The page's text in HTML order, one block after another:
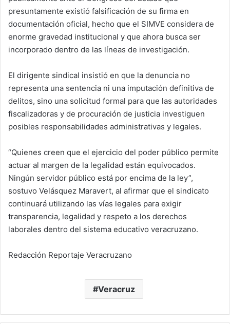
presuntamente existió falsificación de su firma en
documentación oficial, hecho que el SIMVE considera de
enorme gravedad institucional y que ahora busca ser
incorporado dentro de las líneas de investigación.
El dirigente sindical insistió en que la denuncia no
representa una sentencia ni una imputación definitiva de
delitos, sino una solicitud formal para que las autoridades
fiscalizadoras y de procuración de justicia investiguen
posibles responsabilidades administrativas y legales.
“Quienes creen que el ejercicio del poder público permite
actuar al margen de la legalidad están equivocados.
Ningún servidor público está por encima de la ley”,
sostuvo Velásquez Maravert, al afirmar que el sindicato
continuará utilizando las vías legales para exigir
transparencia, legalidad y respeto a los derechos
laborales dentro del sistema educativo veracruzano.
Redacción Reportaje Veracruzano
Veracruz